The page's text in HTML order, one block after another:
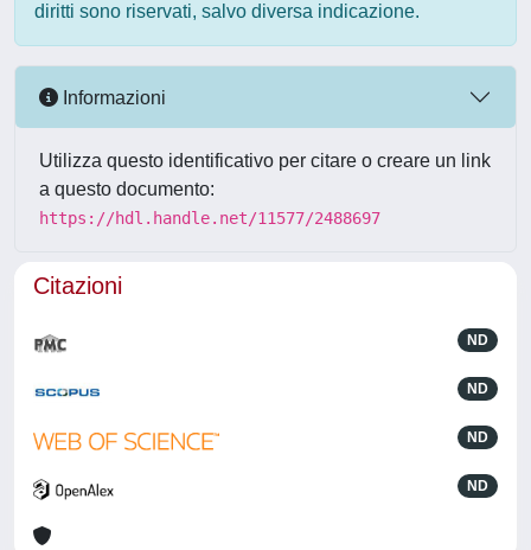
diritti sono riservati, salvo diversa indicazione.
Informazioni
Utilizza questo identificativo per citare o creare un link
a questo documento:
https://hdl.handle.net/11577/2488697
Citazioni
ND
ND
ND
ND